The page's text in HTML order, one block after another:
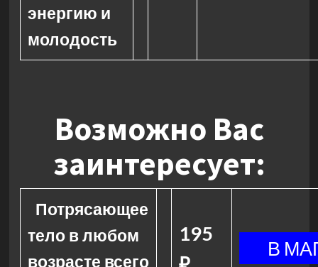
энергию и
молодость
Возможно Вас
заинтересует:
Потрясающее
тело в любом
возрасте всего
195